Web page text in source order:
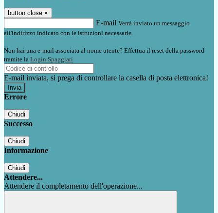
button close ×
E-mail Verrà inviato un messaggio
all'indirizzo indicato con le istruzioni necessarie.
Non hai una e-mail associata al nome utente? Effettua il reset della password
tramite la Login Spaggiari
E-mail inviata, si prega di controllare la casella di posta elettronica!
Errore
Chiudi
Successo
Chiudi
Informazione
Chiudi
Attendere...
Attendere il completamento dell'operazione...